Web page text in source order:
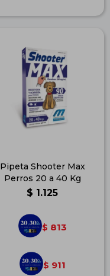
Pipeta Shooter Max
Perros 20 a 40 Kg
$ 1.125
$ 813
$ 911